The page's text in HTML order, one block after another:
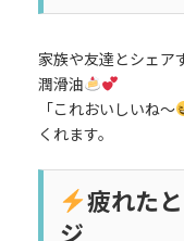
家族や友達とシェア
潤滑油
「これおいしいね〜
くれます。
疲れた
ジ